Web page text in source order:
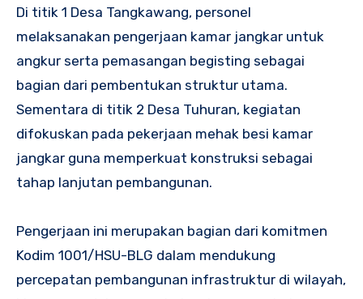
Di titik 1 Desa Tangkawang, personel
melaksanakan pengerjaan kamar jangkar untuk
angkur serta pemasangan begisting sebagai
bagian dari pembentukan struktur utama.
Sementara di titik 2 Desa Tuhuran, kegiatan
difokuskan pada pekerjaan mehak besi kamar
jangkar guna memperkuat konstruksi sebagai
tahap lanjutan pembangunan.
Pengerjaan ini merupakan bagian dari komitmen
Kodim 1001/HSU-BLG dalam mendukung
percepatan pembangunan infrastruktur di wilayah,